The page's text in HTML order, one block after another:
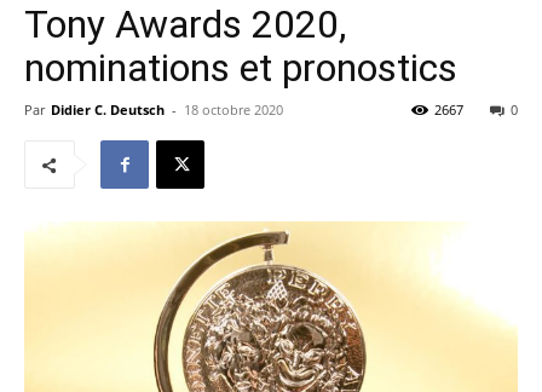
Tony Awards 2020,
nominations et pronostics
Par Didier C. Deutsch - 18 octobre 2020 0
2667